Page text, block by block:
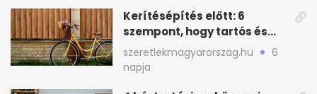
Kerítésépítés előtt: 6
szempont, hogy tartós és
praktikus legyen
szeretlekmagyarorszag.hu
6
napja